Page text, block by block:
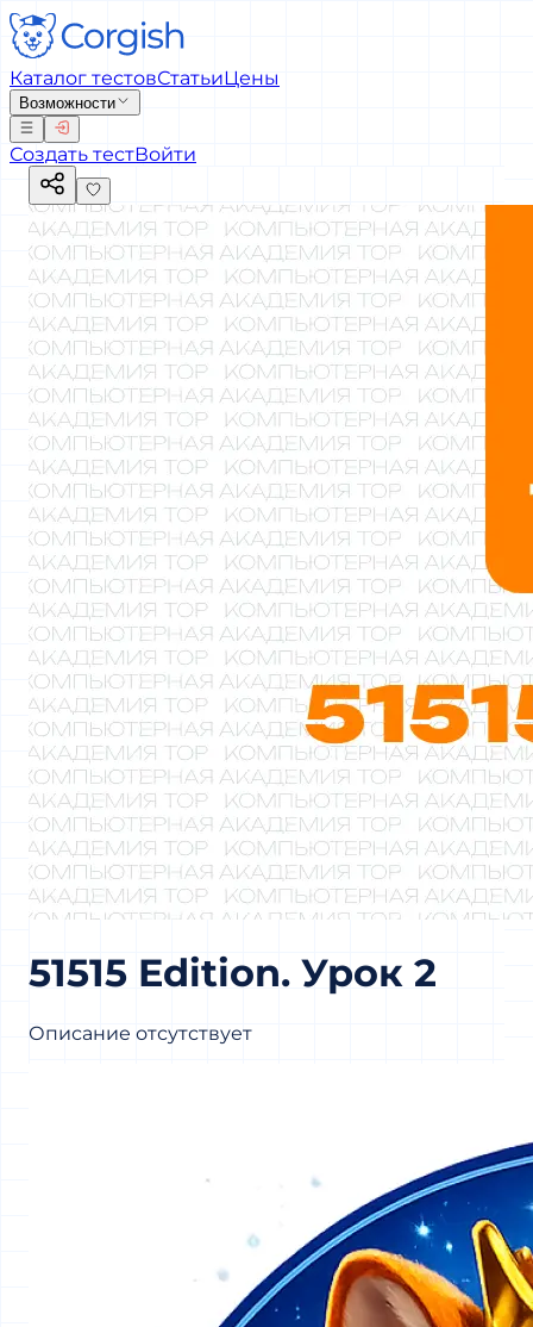
Каталог тестовСтатьиЦены
Возможности
Создать тестВойти
51515 Edition. Урок 2
Описание отсутствует